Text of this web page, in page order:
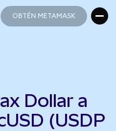
OBTÉN METAMASK
Dollar a
(USDP